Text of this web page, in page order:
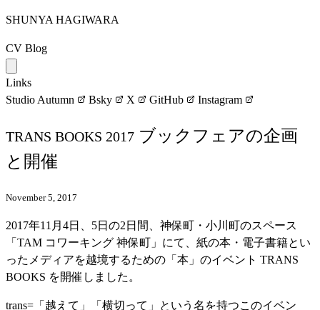
SHUNYA HAGIWARA
CV Blog
Links
Studio Autumn
Bsky X GitHub Instagram
TRANS BOOKS 2017 ブックフェアの企画
と開催
November 5, 2017
2017年11月4日、5日の2日間、神保町・小川町のスペース
「TAM コワーキング 神保町」にて、紙の本・電子書籍とい
ったメディアを越境するための「本」のイベント TRANS
BOOKS を開催しました。
trans=「越えて」「横切って」という名を持つこのイベン